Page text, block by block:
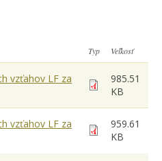
Typ Veľkosť
vzťahov LF za
985.51
KB
vzťahov LF za
959.61
KB